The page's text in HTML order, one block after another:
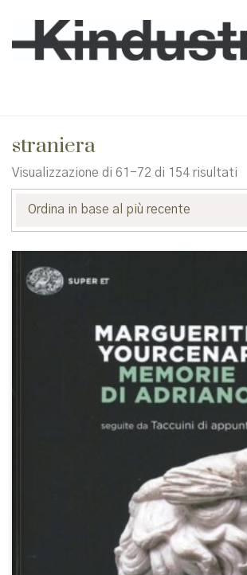
straniera
Visualizzazione di 61-72 di 154 risultati
in
Ordina in base al più recente